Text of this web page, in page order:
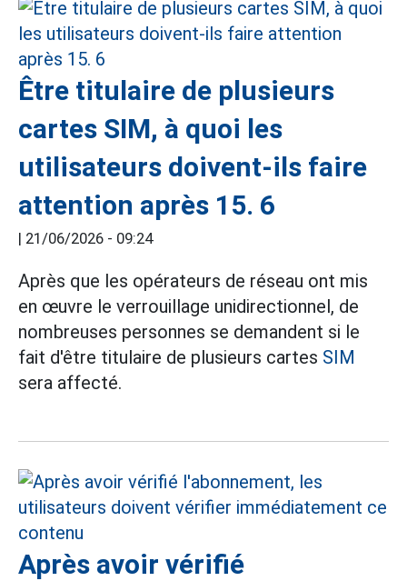
Être titulaire de plusieurs
cartes SIM, à quoi les
utilisateurs doivent-ils faire
attention après 15. 6
| 21/06/2026 - 09:24
Après que les opérateurs de réseau ont mis
en œuvre le verrouillage unidirectionnel, de
nombreuses personnes se demandent si le
fait d'être titulaire de plusieurs cartes SIM
sera affecté.
Après avoir vérifié